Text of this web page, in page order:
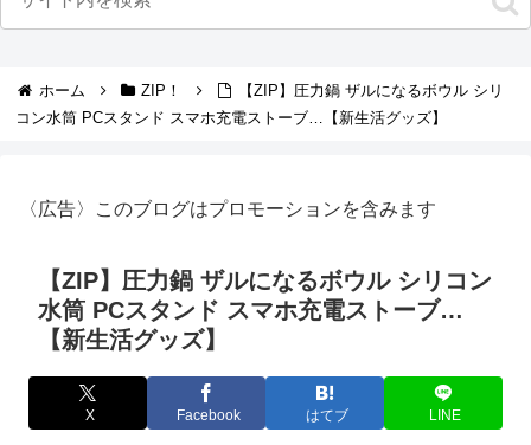
ホーム ZIP！
【ZIP】圧力鍋 ザルになるボウル シリ
コン水筒 PCスタンド スマホ充電ストーブ…【新生活グッズ】
〈広告〉このブログはプロモーションを含みます
【ZIP】圧力鍋 ザルになるボウル シリコン
水筒 PCスタンド スマホ充電ストーブ…
【新生活グッズ】
X Facebook はてブ LINE